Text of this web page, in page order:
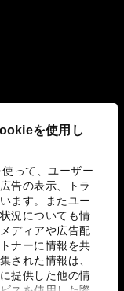
を使用し
って、ユーザー
告の表示、トラ
ます。またユー
況についても情
ディアや広告配
ナーに情報を共
された情報は、
提供した他の情